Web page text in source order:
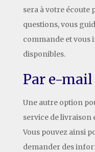
sera à votre écoute
questions, vous
commande et
disponibles.
Par e-mail
Une autre option
service de livraison
Vous pouvez ainsi
demander des